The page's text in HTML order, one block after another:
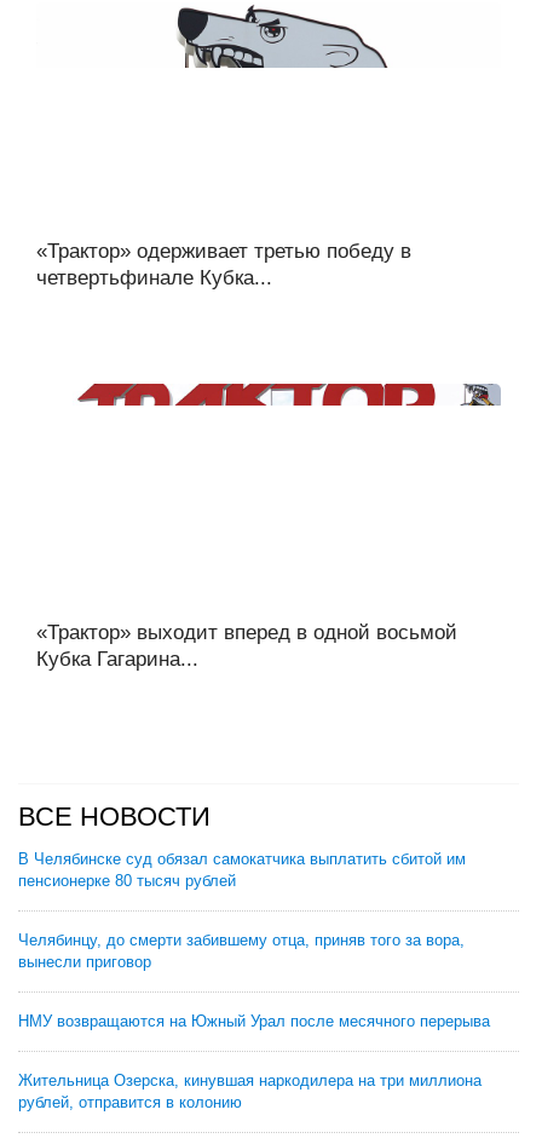
«Трактор» одерживает третью победу в
четвертьфинале Кубка...
«Трактор» выходит вперед в одной восьмой
Кубка Гагарина...
ВСЕ НОВОСТИ
В Челябинске суд обязал самокатчика выплатить сбитой им
пенсионерке 80 тысяч рублей
Челябинцу, до смерти забившему отца, приняв того за вора,
вынесли приговор
НМУ возвращаются на Южный Урал после месячного перерыва
Жительница Озерска, кинувшая наркодилера на три миллиона
рублей, отправится в колонию